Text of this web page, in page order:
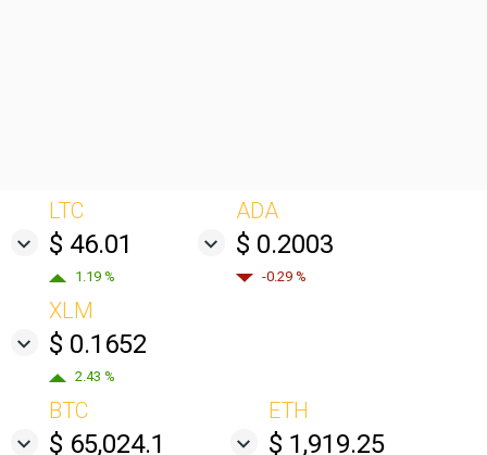
LTC
$ 46.01
1.19 %
ADA
$ 0.2003
-0.29 %
XLM
$ 0.1652
2.43 %
BTC
$ 65,024.1
ETH
$ 1,919.25